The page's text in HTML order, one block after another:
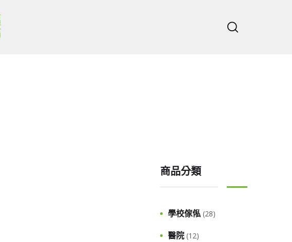
商品分類
學校傢俬 (28)
醫院 (12)